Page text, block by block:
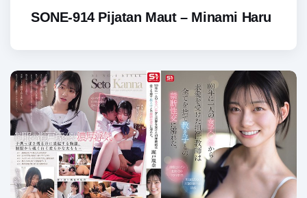
SONE-914 Pijatan Maut – Minami Haru